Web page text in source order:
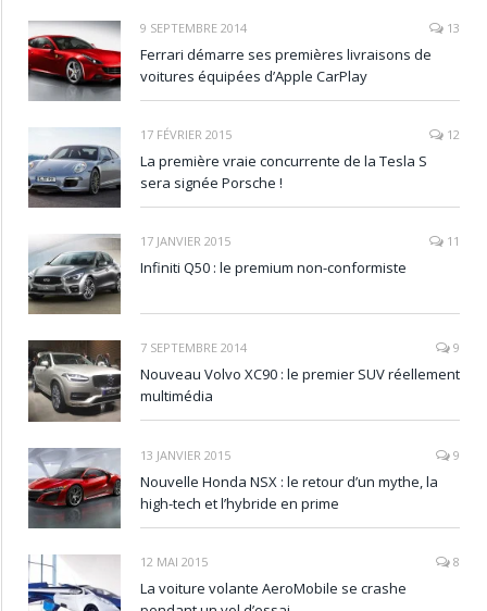
9 SEPTEMBRE 2014 13
Ferrari démarre ses premières livraisons de
voitures équipées d’Apple CarPlay
17 FÉVRIER 2015 12
La première vraie concurrente de la Tesla S
sera signée Porsche !
17 JANVIER 2015 11
Infiniti Q50 : le premium non-conformiste
7 SEPTEMBRE 2014 9
Nouveau Volvo XC90 : le premier SUV réellement
multimédia
13 JANVIER 2015 9
Nouvelle Honda NSX : le retour d’un mythe, la
high-tech et l’hybride en prime
12 MAI 2015 8
La voiture volante AeroMobile se crashe